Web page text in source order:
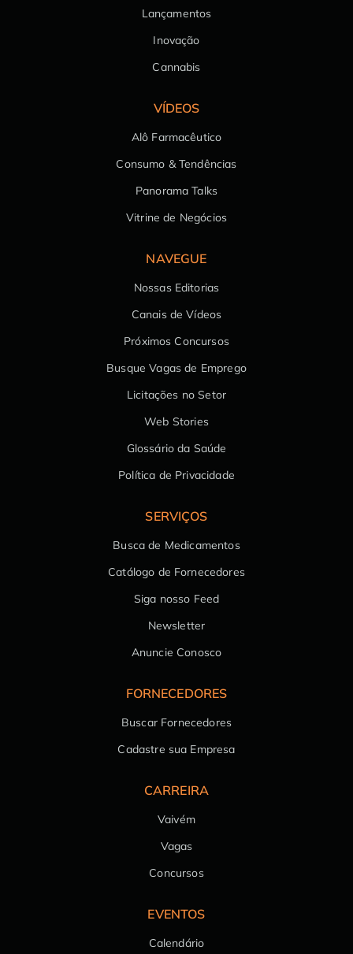
Lançamentos
Inovação
Cannabis
VÍDEOS
Alô Farmacêutico
Consumo & Tendências
Panorama Talks
Vitrine de Negócios
NAVEGUE
Nossas Editorias
Canais de Vídeos
Próximos Concursos
Busque Vagas de Emprego
Licitações no Setor
Web Stories
Glossário da Saúde
Política de Privacidade
SERVIÇOS
Busca de Medicamentos
Catálogo de Fornecedores
Siga nosso Feed
Newsletter
Anuncie Conosco
FORNECEDORES
Buscar Fornecedores
Cadastre sua Empresa
CARREIRA
Vaivém
Vagas
Concursos
EVENTOS
Calendário